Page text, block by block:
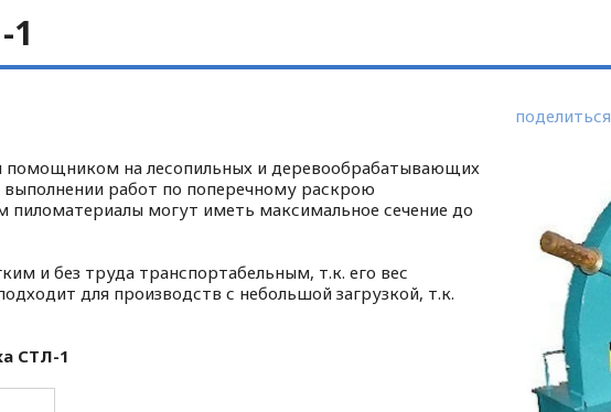
поделиться
помощником на лесопильных и деревообрабатывающих
работ по поперечному раскрою
могут иметь максимальное сечение до
и без труда транспортабельным, т.к. его вес
для производств с небольшой загрузкой, т.к.
СТЛ-1